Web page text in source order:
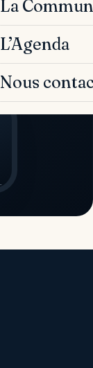
La
L’Agenda
Nous
alertes